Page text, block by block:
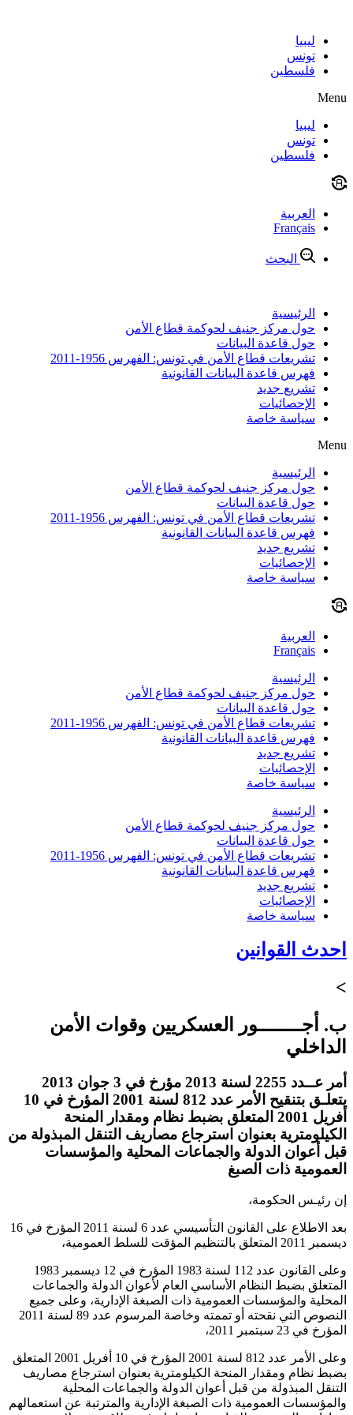
contentليبيا
تونس
فلسطين
Menu
ليبيا
تونس
فلسطين
العربية
Français
البحث
الرئيسية
حول مركز جنيف لحوكمة قطاع الأمن
حول قاعدة البيانات
تشريعات قطاع الأمن في تونس: الفهرس 1956-2011
فهرس قاعدة البيانات القانونية
تشريع جديد
الإحصائيات
سياسة خاصة
Menu
الرئيسية
حول مركز جنيف لحوكمة قطاع الأمن
حول قاعدة البيانات
تشريعات قطاع الأمن في تونس: الفهرس 1956-2011
فهرس قاعدة البيانات القانونية
تشريع جديد
الإحصائيات
سياسة خاصة
العربية
Français
الرئيسية
حول مركز جنيف لحوكمة قطاع الأمن
حول قاعدة البيانات
تشريعات قطاع الأمن في تونس: الفهرس 1956-2011
فهرس قاعدة البيانات القانونية
تشريع جديد
الإحصائيات
سياسة خاصة
الرئيسية
حول مركز جنيف لحوكمة قطاع الأمن
حول قاعدة البيانات
تشريعات قطاع الأمن في تونس: الفهرس 1956-2011
فهرس قاعدة البيانات القانونية
تشريع جديد
الإحصائيات
سياسة خاصة
احدث القوانين
>
ب. أجــــــــور العسكريين وقوات الأمن
الداخلي
أمر عــدد 2255 لسنة 2013 مؤرخ في 3 جوان 2013
يتعلـق بتنقيح الأمر عدد 812 لسنة 2001 المؤرخ في 10
أفريل 2001 المتعلق بضبط نظام ومقدار المنحة
الكيلومترية بعنوان استرجاع مصاريف التنقل المبذولة من
قبل أعوان الدولة والجماعات المحلية والمؤسسات
العمومية ذات الصبغ
إن رئيـس الحكومة،
بعد الاطلاع على القانون التأسيسي عدد 6 لسنة 2011 المؤرخ في 16
ديسمبر 2011 المتعلق بالتنظيم المؤقت للسلط العمومية،
وعلى القانون عدد 112 لسنة 1983 المؤرخ في 12 ديسمبر 1983
المتعلق بضبط النظام الأساسي العام لأعوان الدولة والجماعات
المحلية والمؤسسات العمومية ذات الصبغة الإدارية، وعلى جميع
النصوص التي نقحته أو تممته وخاصة المرسوم عدد 89 لسنة 2011
المؤرخ في 23 سبتمبر 2011،
وعلى الأمر عدد 812 لسنة 2001 المؤرخ في 10 أفريل 2001 المتعلق
بضبط نظام ومقدار المنحة الكيلومترية بعنوان استرجاع مصاريف
التنقل المبذولة من قبل أعوان الدولة والجماعات المحلية
والمؤسسات العمومية ذات الصبغة الإدارية والمترتبة عن استعمالهم